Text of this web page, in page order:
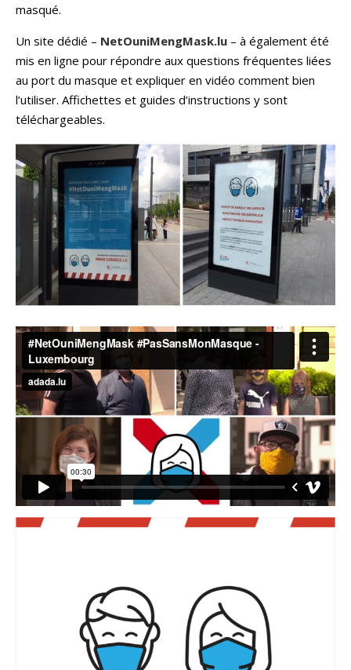
masqué.
Un site dédié – NetOuniMengMask.lu – à également été
mis en ligne pour répondre aux questions fréquentes liées
au port du masque et expliquer en vidéo comment bien
l’utiliser. Affichettes et guides d’instructions y sont
téléchargeables.